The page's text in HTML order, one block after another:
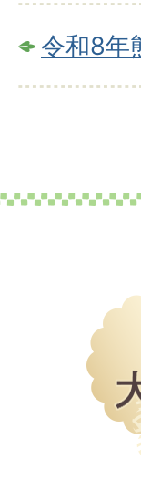
令和8年